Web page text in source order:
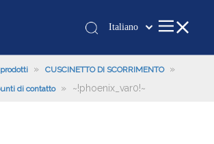
Italiano
românesc
Türk dili
prodotti » CUSCINETTO DI SCORRIMENTO »
di contatto » ~!phoenix_var0!~